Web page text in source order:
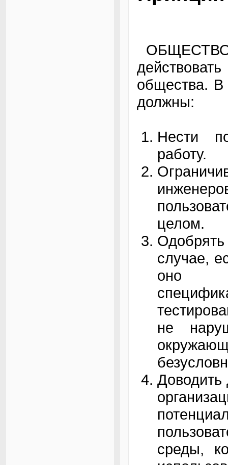
ОБЩЕСТВО
общества. В
должны:
Нести
работу.
целом.
случае,
оно
не
Доводить
среды,